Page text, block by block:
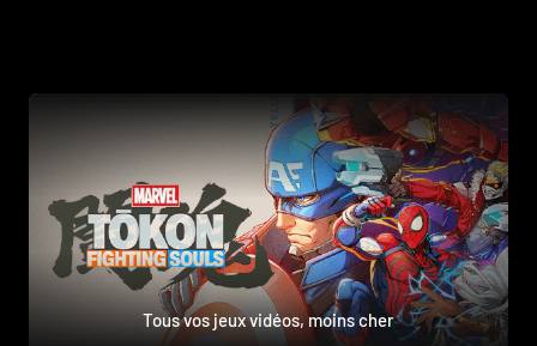
Tous vos jeux vidéos, moins cher